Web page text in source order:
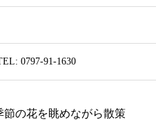
0797-91-1630
節の花を眺めながら散策